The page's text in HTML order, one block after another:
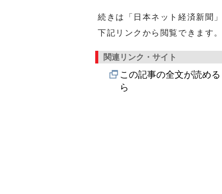
続きは「日本ネット経済新聞
下記リンクから閲覧できます。
関連リンク・サイト
この記事の全文が読め
ら